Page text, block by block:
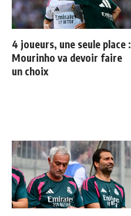
4 joueurs, une seule place :
Mourinho va devoir faire
un choix